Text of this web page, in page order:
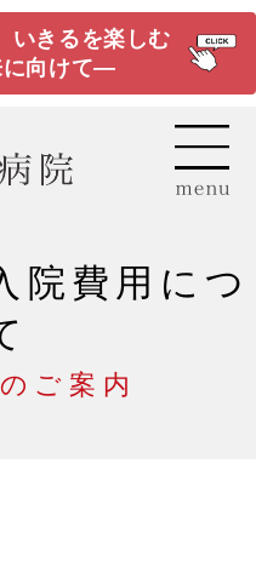
いきるを楽しむ
向けて―
院費用につ
ご案内